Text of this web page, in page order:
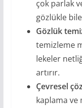
çok parlak
gözlükle
Gözlük
temizleme
lekeler
artırır.
Çevresel
kaplama ve